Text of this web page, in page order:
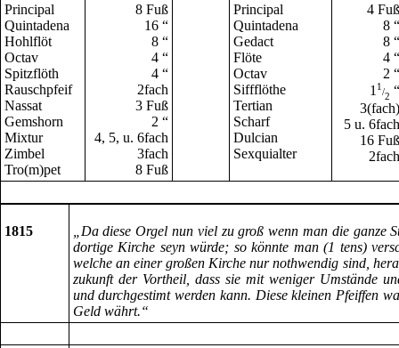
Principal
Quintadena
Hohlflöt
Octav
Spitzflöth
Rauschpfeif
Nassat
Gemshorn
Mixtur
Zimbel
Tro(m)pet
8 Fuß
16 “
8 “
4 “
4 “
2fach
3 Fuß
2 “
4, 5, u. 6fach
3fach
8 Fuß
Principal
Quintadena
Gedact
Flöte
Octav
Siffflöthe
Tertian
Scharf
Dulcian
Sexquialter
4
8
8
4
2
1 1
/2
5 u.
16
1815
„Da diese Orgel nun viel zu groß wenn man die ganze
dortige Kirche seyn würde; so könnte man (1 tens)
welche an einer großen Kirche nur nothwendig sind,
zukunft der Vortheil, dass sie mit weniger Umstände
und durchgestimt werden kann. Diese kleinen Pfeiffen
Geld währt.“